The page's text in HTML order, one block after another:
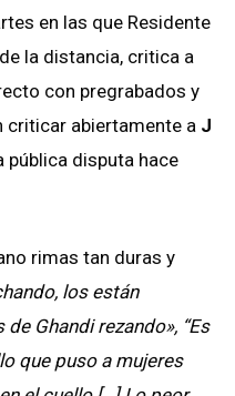
en las que Residente
la distancia, critica a
con pregrabados y
abiertamente a J
pública disputa hace
rimas tan duras y
los están
Ghandi rezando», “Es
que puso a mujeres